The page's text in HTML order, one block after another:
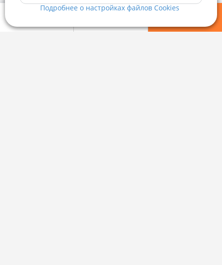
Недвижимость Кобрина Снять квартиру в Кобрине
Подробнее о настройках файлов Cookies